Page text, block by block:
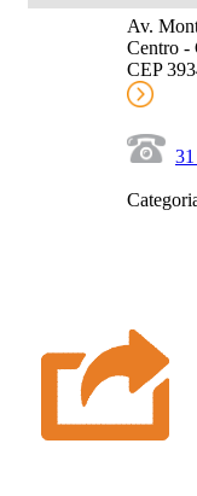
Av.
Centro -
CEP